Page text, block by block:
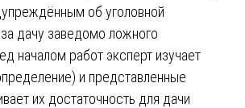
об уголовной
за дачу заведомо ложного
началом работ эксперт изучает
и представленные
их достаточность для дачи